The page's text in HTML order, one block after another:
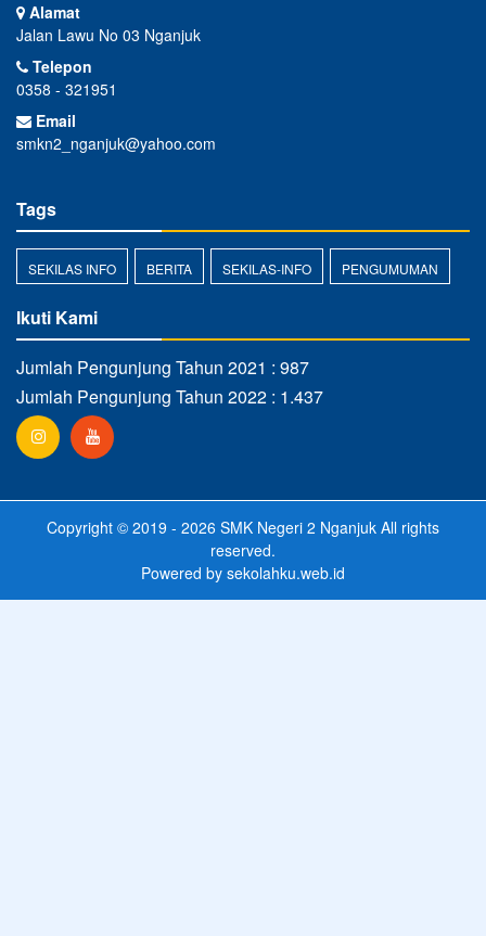
Alamat
Jalan Lawu No 03 Nganjuk
Telepon
0358 - 321951
Email
smkn2_nganjuk@yahoo.com
Tags
SEKILAS INFO BERITA SEKILAS-INFO PENGUMUMAN
Ikuti Kami
Jumlah Pengunjung Tahun 2021 : 987
Jumlah Pengunjung Tahun 2022 : 1.437
Copyright © 2019 - 2026 SMK Negeri 2 Nganjuk All rights
reserved.
Powered by sekolahku.web.id